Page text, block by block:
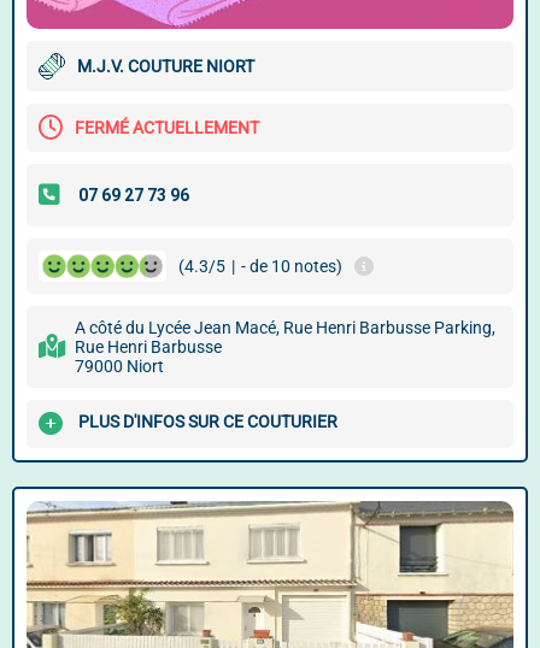
M.J.V. COUTURE NIORT
FERMÉ ACTUELLEMENT
(4.3/5 | - de 10 notes)
A côté du Lycée Jean Macé, Rue Henri Barbusse Parking,
Rue Henri Barbusse
79000 Niort
PLUS D'INFOS SUR CE COUTURIER